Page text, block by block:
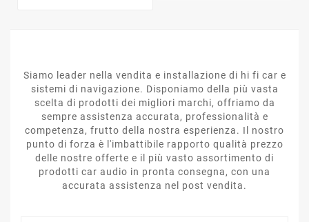
Siamo leader nella vendita e installazione di hi fi car e
sistemi di navigazione. Disponiamo della più vasta
scelta di prodotti dei migliori marchi, offriamo da
sempre assistenza accurata, professionalità e
competenza, frutto della nostra esperienza. Il nostro
punto di forza è l'imbattibile rapporto qualità prezzo
delle nostre offerte e il più vasto assortimento di
prodotti car audio in pronta consegna, con una
accurata assistenza nel post vendita.